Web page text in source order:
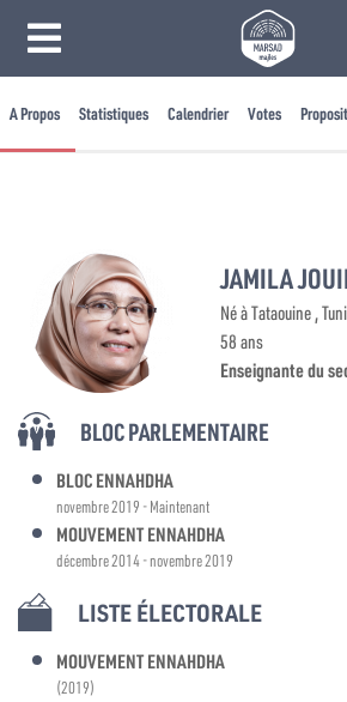
A Propos Statistiques Calendrier Votes
JAMILA
Né à Tataouine ,
58 ans
Enseignante du
BLOC PARLEMENTAIRE
BLOC ENNAHDHA
novembre 2019 - Maintenant
MOUVEMENT ENNAHDHA
décembre 2014 - novembre 2019
LISTE ÉLECTORALE
MOUVEMENT ENNAHDHA
(2019)